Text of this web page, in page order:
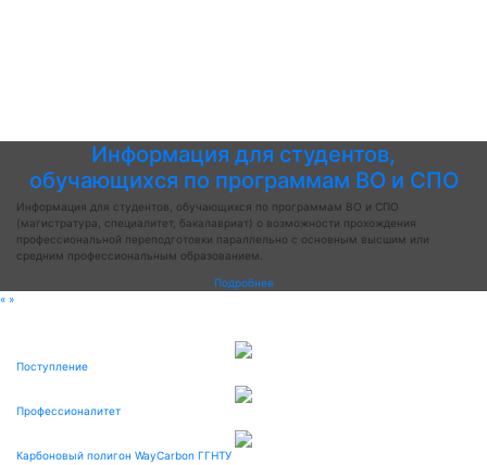
Информация для студентов,
обучающихся по программам ВО и СПО
Информация для студентов, обучающихся по программам ВО и СПО
(магистратура, специалитет, бакалавриат) о возможности прохождения
профессиональной переподготовки параллельно с основным высшим или
средним профессиональным образованием.
Подробнее
« »
Поступление
Профессионалитет
Карбоновый полигон WayCarbon ГГНТУ